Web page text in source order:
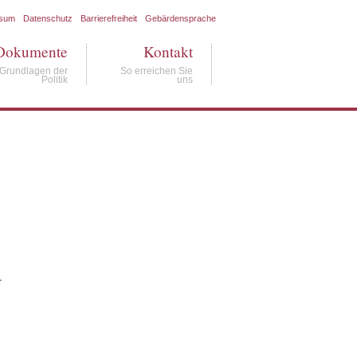
Datenschutz Barrierefreiheit Gebärdensprache
Grundlagen der
Politik
Kontakt
So erreichen Sie
uns